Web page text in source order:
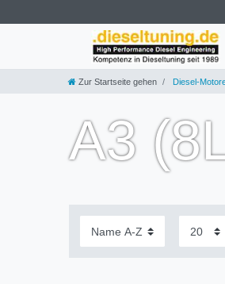
Zur Startseite gehen Diesel-
A3